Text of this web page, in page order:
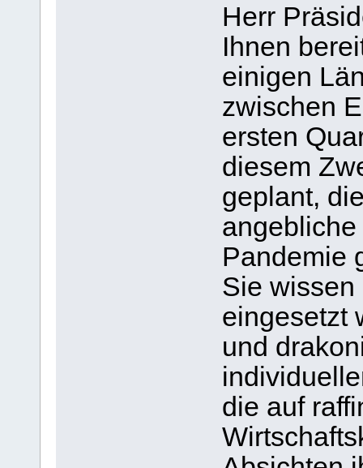
Herr
Ihnen
einigen
zwischen
ersten
diesem
geplant,
Pandemie
Sie
eingesetzt
und
die auf